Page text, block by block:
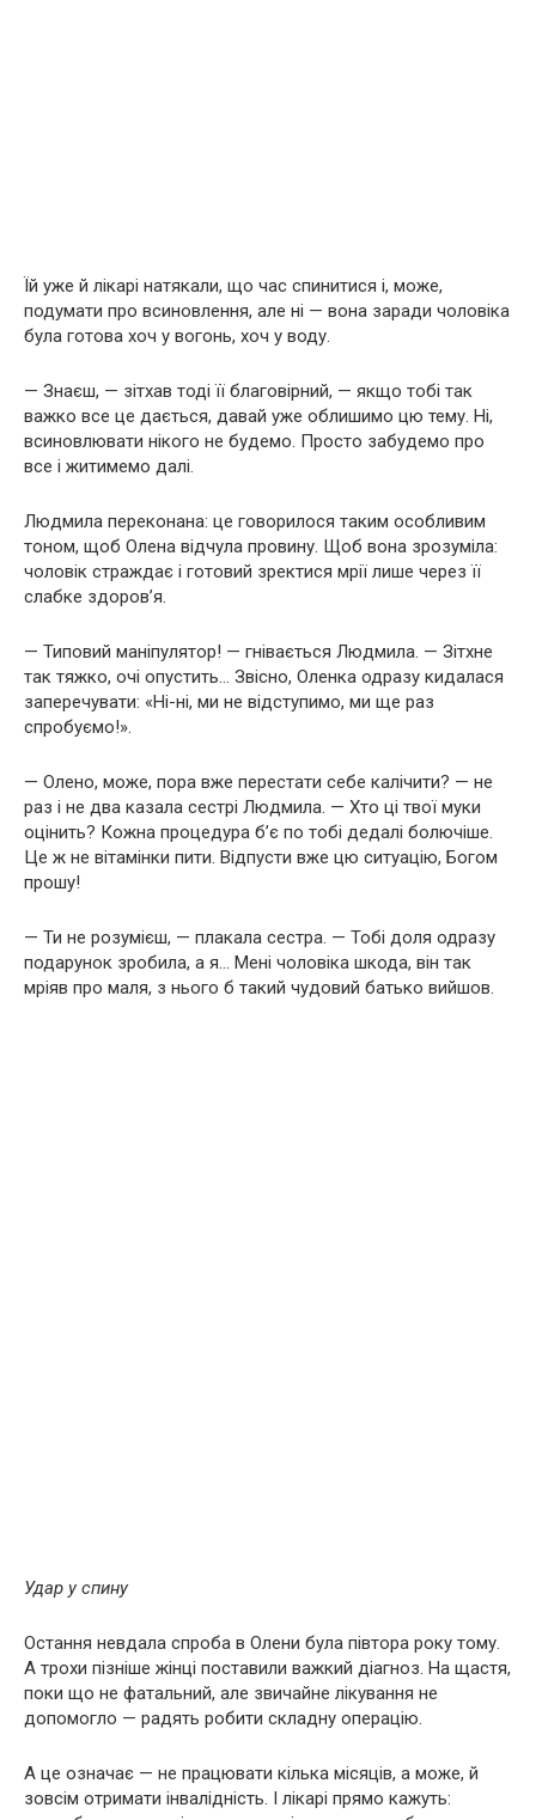
Їй уже й лікарі натякали, що час спинитися і, може,
подумати про всиновлення, але ні — вона заради чоловіка
була готова хоч у вогонь, хоч у воду.
— Знаєш, — зітхав тоді її благовірний, — якщо тобі так
важко все це дається, давай уже облишимо цю тему. Ні,
всиновлювати нікого не будемо. Просто забудемо про
все і житимемо далі.
Людмила переконана: це говорилося таким особливим
тоном, щоб Олена відчула провину. Щоб вона зрозуміла:
чоловік страждає і готовий зректися мрії лише через її
слабке здоров’я.
— Типовий маніпулятор! — гнівається Людмила. — Зітхне
так тяжко, очі опустить… Звісно, Оленка одразу кидалася
заперечувати: «Ні-ні, ми не відступимо, ми ще раз
спробуємо!».
— Олено, може, пора вже перестати себе калічити? — не
раз і не два казала сестрі Людмила. — Хто ці твої муки
оцінить? Кожна процедура б’є по тобі дедалі болючіше.
Це ж не вітамінки пити. Відпусти вже цю ситуацію, Богом
прошу!
— Ти не розумієш, — плакала сестра. — Тобі доля одразу
подарунок зробила, а я… Мені чоловіка шкода, він так
мріяв про маля, з нього б такий чудовий батько вийшов.
Удар у спину
Остання невдала спроба в Олени була півтора року тому.
А трохи пізніше жінці поставили важкий діагноз. На щастя,
поки що не фатальний, але звичайне лікування не
допомогло — радять робити складну операцію.
А це означає — не працювати кілька місяців, а може, й
зовсім отримати інвалідність. І лікарі прямо кажуть: